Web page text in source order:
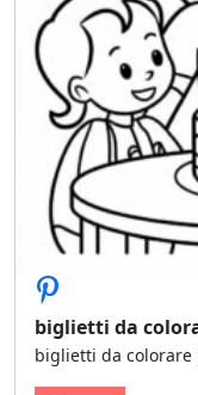
biglietti da
biglietti da colorare